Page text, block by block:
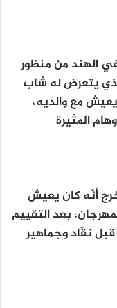
في الهند من منظور
يتعرض له شاب
مع والديه،
المثيرة
أنّه كان يعيش
بعد التقييم
نقّاد وجماهير